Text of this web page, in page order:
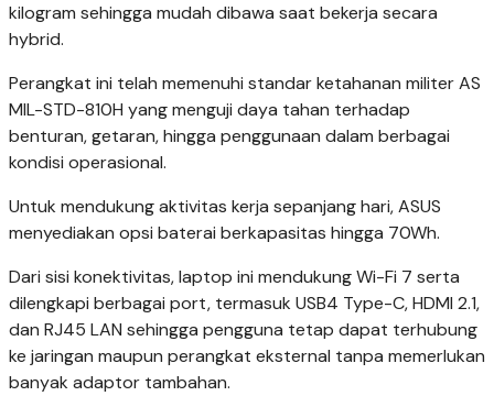
kilogram sehingga mudah dibawa saat bekerja secara
hybrid.
Perangkat ini telah memenuhi standar ketahanan militer AS
MIL-STD-810H yang menguji daya tahan terhadap
benturan, getaran, hingga penggunaan dalam berbagai
kondisi operasional.
Untuk mendukung aktivitas kerja sepanjang hari, ASUS
menyediakan opsi baterai berkapasitas hingga 70Wh.
Dari sisi konektivitas, laptop ini mendukung Wi-Fi 7 serta
dilengkapi berbagai port, termasuk USB4 Type-C, HDMI 2.1,
dan RJ45 LAN sehingga pengguna tetap dapat terhubung
ke jaringan maupun perangkat eksternal tanpa memerlukan
banyak adaptor tambahan.